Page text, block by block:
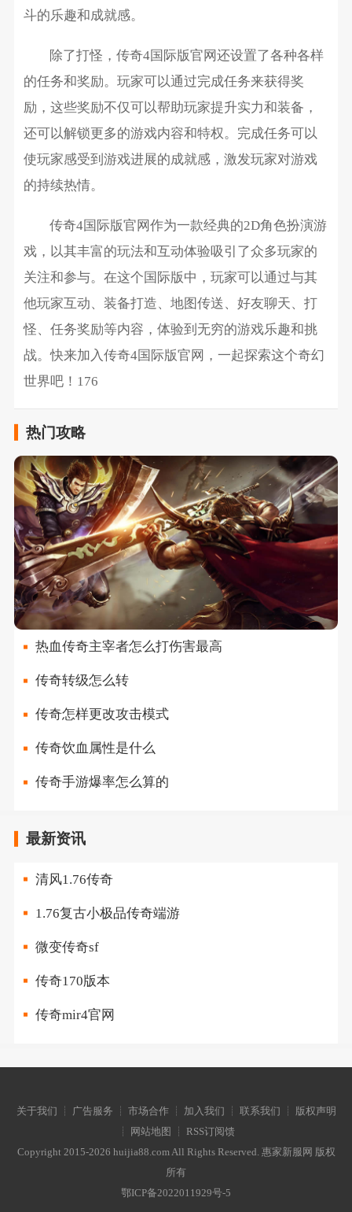
斗的乐趣和成就感。
除了打怪，传奇4国际版官网还设置了各种各样
的任务和奖励。玩家可以通过完成任务来获得奖
励，这些奖励不仅可以帮助玩家提升实力和装备，
还可以解锁更多的游戏内容和特权。完成任务可以
使玩家感受到游戏进展的成就感，激发玩家对游戏
的持续热情。
传奇4国际版官网作为一款经典的2D角色扮演游
戏，以其丰富的玩法和互动体验吸引了众多玩家的
关注和参与。在这个国际版中，玩家可以通过与其
他玩家互动、装备打造、地图传送、好友聊天、打
怪、任务奖励等内容，体验到无穷的游戏乐趣和挑
战。快来加入传奇4国际版官网，一起探索这个奇幻
世界吧！176
热门攻略
热血传奇主宰者怎么打伤害最高
传奇转级怎么转
传奇怎样更改攻击模式
传奇饮血属性是什么
传奇手游爆率怎么算的
最新资讯
清风1.76传奇
1.76复古小极品传奇端游
微变传奇sf
传奇170版本
传奇mir4官网
关于我们 ┊ 广告服务 ┊ 市场合作 ┊ 加入我们 ┊ 联系我们 ┊ 版权声明
┊ 网站地图 ┊ RSS订阅馈
Copyright 2015-2026 huijia88.com All Rights Reserved. 惠家新服网 版权
所有
鄂ICP备2022011929号-5